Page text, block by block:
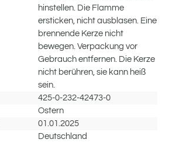
hinstellen. Die Flamme
ersticken, nicht ausblasen. Eine
brennende Kerze nicht
bewegen. Verpackung vor
Gebrauch entfernen. Die Kerze
nicht berühren, sie kann heiß
sein.
425-0-232-42473-0
Ostern
01.01.2025
Deutschland